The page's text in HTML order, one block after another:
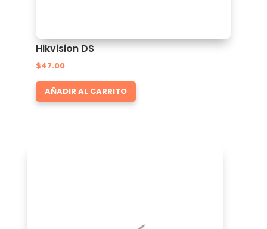
Hikvision DS
$47.00
AÑADIR AL CARRITO